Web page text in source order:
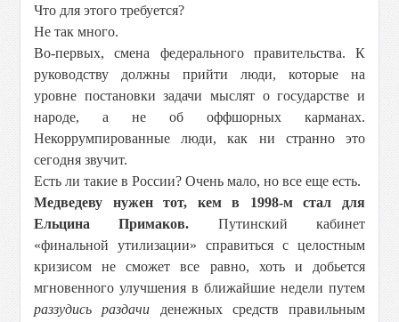
Что для этого требуется?
Не так много.
Во-первых, смена федерального правительства. К
руководству должны прийти люди, которые на
уровне постановки задачи мыслят о государстве и
народе, а не об оффшорных карманах.
Некоррумпированные люди, как ни странно это
сегодня звучит.
Есть ли такие в России? Очень мало, но все еще есть.
Медведеву нужен тот, кем в 1998-м стал для
Ельцина Примаков. Путинский кабинет
«финальной утилизации» справиться с целостным
кризисом не сможет все равно, хоть и добьется
мгновенного улучшения в ближайшие недели путем
раззудись раздачи денежных средств правильным